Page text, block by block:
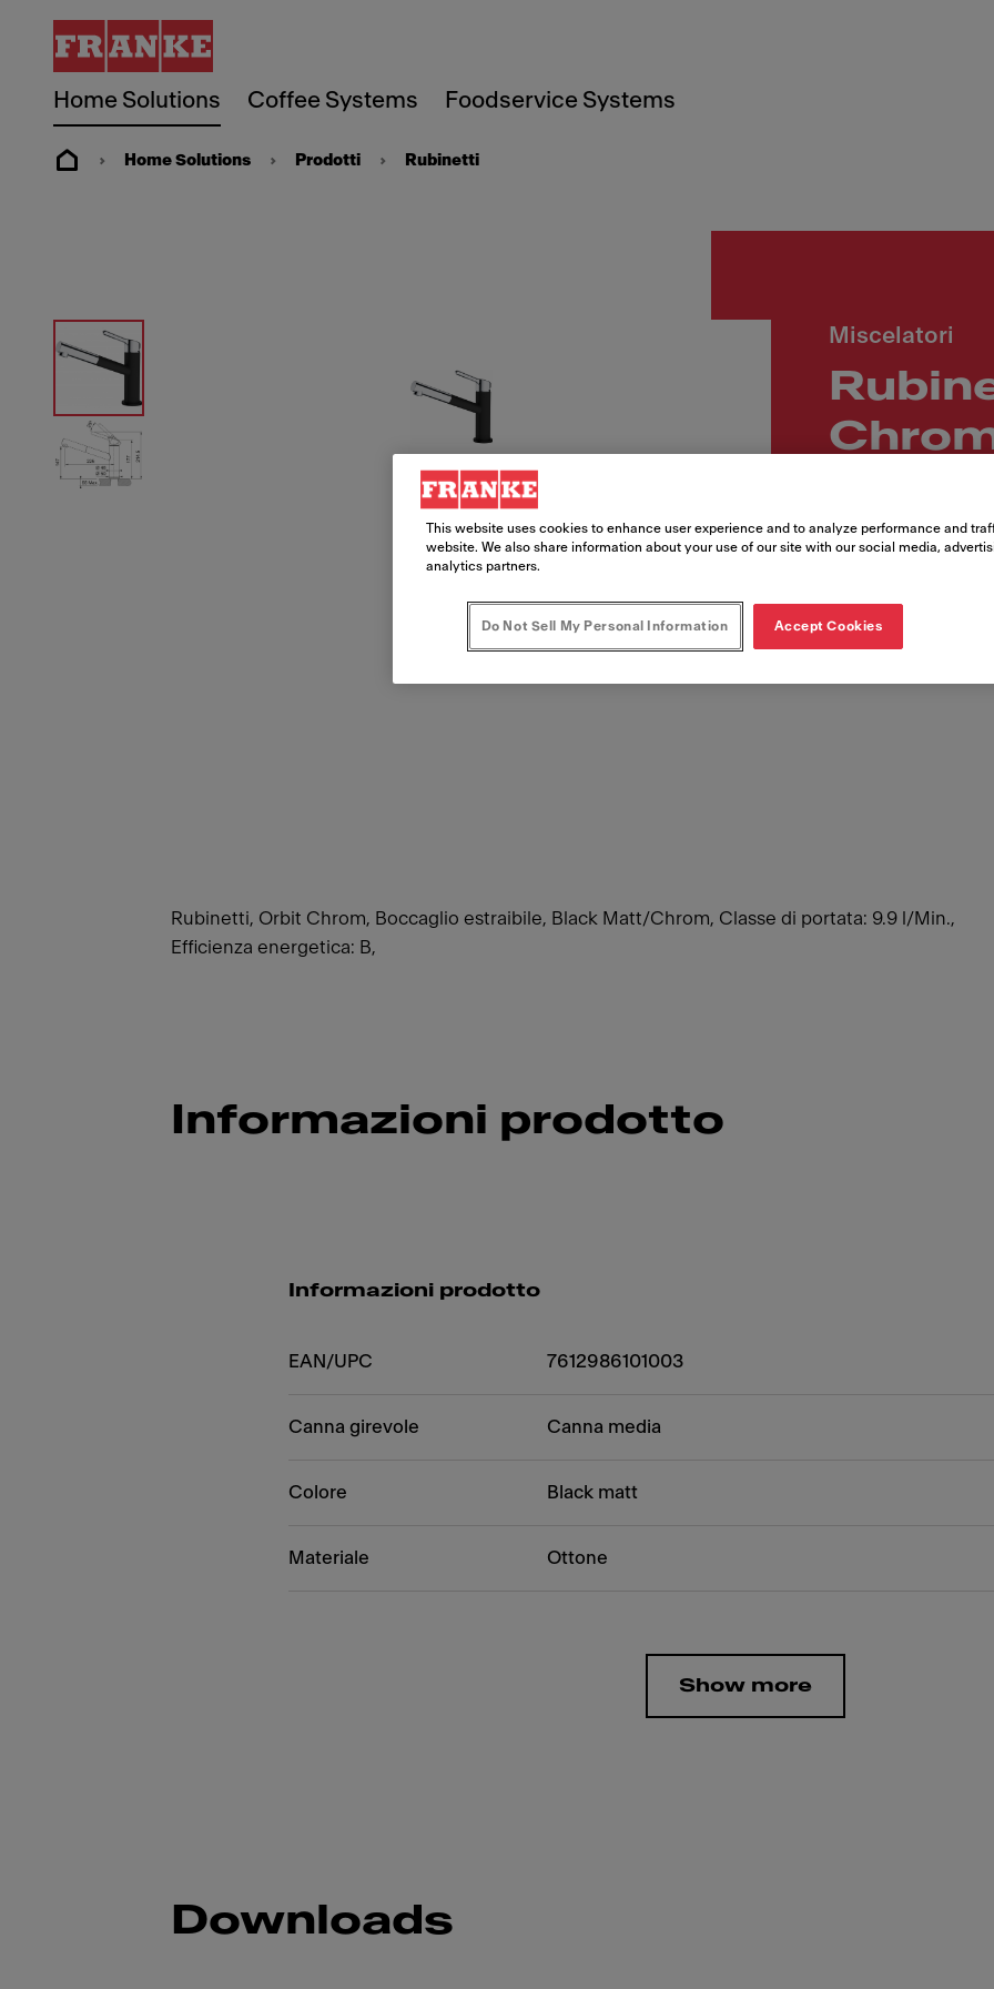
Home Solutions Coffee Systems Foodservice Systems
Home Solutions Prodotti Rubinetti
Miscelatori
Numero di articolo
Rubinetti, Orbit Chrom, Boccaglio estraibile, Black Matt/Chrom, Classe di portata: 9.9 l/Min.,
Efficienza energetica: B,
Informazioni prodotto
Informazioni prodotto
EAN/UPC 7612986101003
Canna girevole Canna media
Colore Black matt
Materiale Ottone
Show more
Downloads
This website uses cookies to enhance user experience and to analyze performance and
website. We also share information about your use of our site with our social media,
analytics partners.
Do Not Sell My Personal Information Accept Cookies